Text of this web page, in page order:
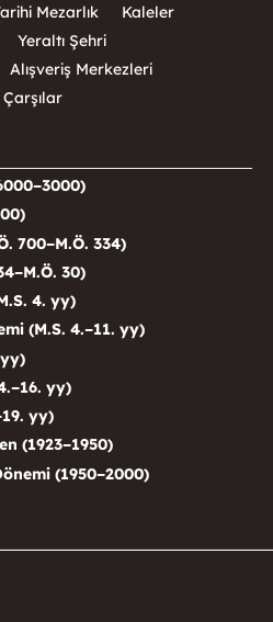
Mezarlık
Kaleler
Yeraltı Şehri
Alışveriş Merkezleri
700–M.Ö. 334)
30)
4. yy)
(M.S. 4.–11. yy)
yy)
yy)
(1923–1950)
(1950–2000)